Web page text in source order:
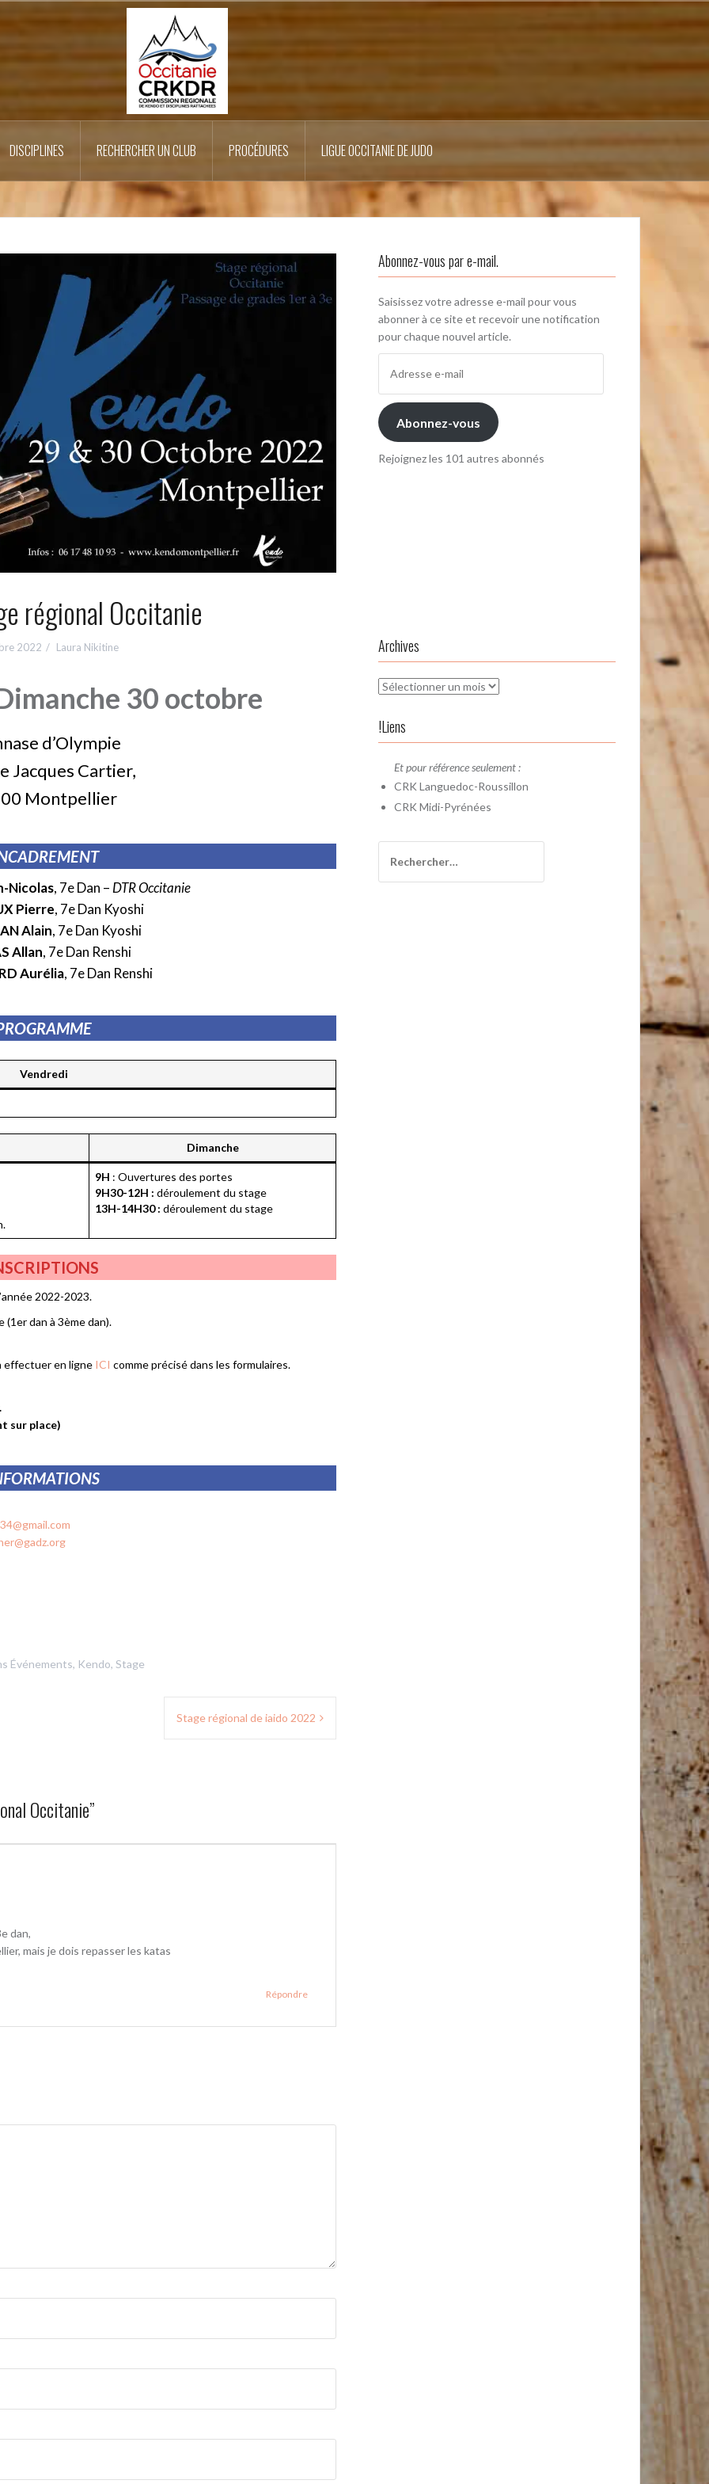
DISCIPLINES RECHERCHER UN CLUB PROCÉDURES LIGUE OCCITANIE DE JUDO
régional Occitanie
2022 Laura Nikitine
30 octobre
d’Olympie
Jacques Cartier,
Montpellier
Nicolas, 7e Dan –DTR Occitanie
Pierre, 7e Dan Kyoshi
Alain, 7e Dan Kyoshi
Allan, 7e Dan Renshi
Aurélia, 7e Dan Renshi
Vendredi
Dimanche
9H : Ouvertures des portes
9H30-12H : déroulement du stage
13H-14H30 : déroulement du stage
2022-2023.
(1er dan à 3ème dan).
effectuer en ligne ICI comme précisé dans les formulaires.
sur place)
Événements, Kendo, Stage
Stage régional de iaido 2022
Occitanie”
dan,
mais je dois repasser les katas
Répondre
Abonnez-vous par e-mail.
Saisissez votre adresse e-mail pour vous
abonner à ce site et recevoir une notification
pour chaque nouvel article.
mail
Abonnez-vous
Rejoignez les 101 autres abonnés
Archives
Archives
!Liens
Et pour référence seulement :
CRK Languedoc-Roussillon
CRK Midi-Pyrénées